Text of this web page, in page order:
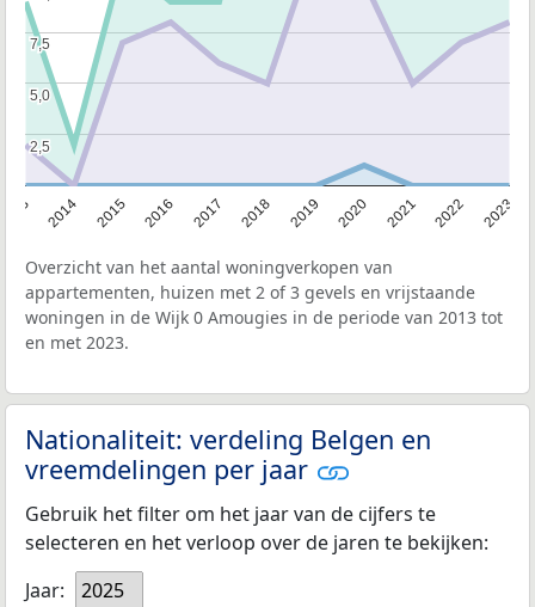
2014 2015 2016 2017 2018 2019 2020 2021 2022 2023
2,5
2,5
5,0
5,0
7,5
7,5
Overzicht van het aantal woningverkopen van
appartementen, huizen met 2 of 3 gevels en vrijstaande
woningen in de Wijk 0 Amougies in de periode van 2013 tot
en met 2023.
Nationaliteit: verdeling Belgen en
vreemdelingen per jaar
Gebruik het filter om het jaar van de cijfers te
selecteren en het verloop over de jaren te bekijken:
Jaar:
2025